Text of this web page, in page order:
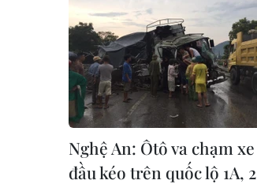
Nghệ An: Ôtô va chạm xe
đầu kéo trên quốc lộ 1A, 2